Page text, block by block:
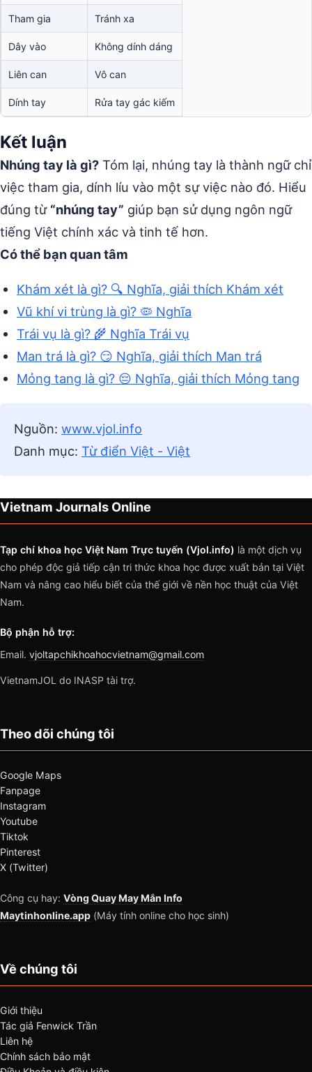
Tham gia Tránh xa
Dây vào Không dính dáng
Liên can Vô can
Dính tay Rửa tay gác kiếm
Kết luận
Nhúng tay là gì? Tóm lại, nhúng tay là thành ngữ chỉ
việc tham gia, dính líu vào một sự việc nào đó. Hiểu
đúng từ “nhúng tay” giúp bạn sử dụng ngôn ngữ
tiếng Việt chính xác và tinh tế hơn.
Có thể bạn quan tâm
Khám xét là gì? 🔍 Nghĩa, giải thích Khám xét
Vũ khí vi trùng là gì? 🦠 Nghĩa
Trái vụ là gì? 🌾 Nghĩa Trái vụ
Man trá là gì? 😏 Nghĩa, giải thích Man trá
Mỏng tang là gì? 😔 Nghĩa, giải thích Mỏng tang
Nguồn: www.vjol.info
Danh mục: Từ điển Việt - Việt
Vietnam Journals Online
Tạp chí khoa học Việt Nam Trực tuyến (Vjol.info) là một dịch vụ
cho phép độc giả tiếp cận tri thức khoa học được xuất bản tại Việt
Nam và nâng cao hiểu biết của thế giới về nền học thuật của Việt
Nam.
Bộ phận hỗ trợ:
Email. vjoltapchikhoahocvietnam@gmail.com
VietnamJOL do INASP tài trợ.
Theo dõi chúng tôi
Google Maps
Fanpage
Instagram
Youtube
Tiktok
Pinterest
X (Twitter)
Công cụ hay: Vòng Quay May Mắn Info
Maytinhonline.app (Máy tính online cho học sinh)
Về chúng tôi
Giới thiệu
Tác giả Fenwick Trần
Liên hệ
Chính sách bảo mật